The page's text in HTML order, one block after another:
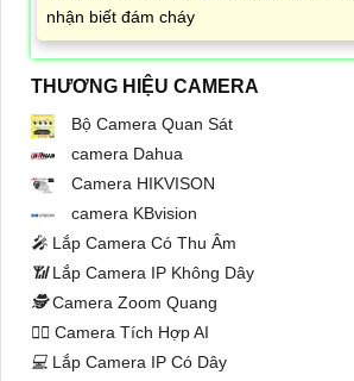
nhận biết đám cháy
THƯƠNG HIỆU CAMERA
Bộ Camera Quan Sát
camera Dahua
Camera HIKVISON
camera KBvision
️🎤️ Lắp Camera Có Thu Âm
📶Lắp Camera IP Không Dây
🕵️Camera Zoom Quang
🧛‍♀️ Camera Tích Hợp AI
💻 Lắp Camera IP Có Dây